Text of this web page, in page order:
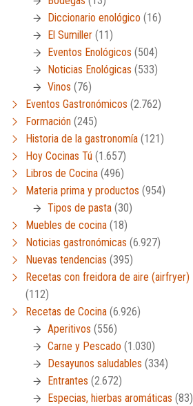
Diccionario enológico (16)
El Sumiller (11)
Eventos Enológicos (504)
Noticias Enológicas (533)
Vinos (76)
Eventos Gastronómicos (2.762)
Formación (245)
Historia de la gastronomía (121)
Hoy Cocinas Tú (1.657)
Libros de Cocina (496)
Materia prima y productos (954)
Tipos de pasta (30)
Muebles de cocina (18)
Noticias gastronómicas (6.927)
Nuevas tendencias (395)
Recetas con freidora de aire (airfryer)
(112)
Recetas de Cocina (6.926)
Aperitivos (556)
Carne y Pescado (1.030)
Desayunos saludables (334)
Entrantes (2.672)
Especias, hierbas aromáticas (83)